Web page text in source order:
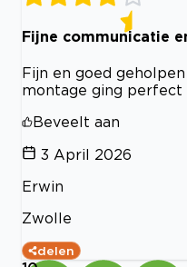
Fijne communicatie
Fijn en goed
montage ging perfect
Beveelt aan
3 April 2026
Erwin
Zwolle
delen